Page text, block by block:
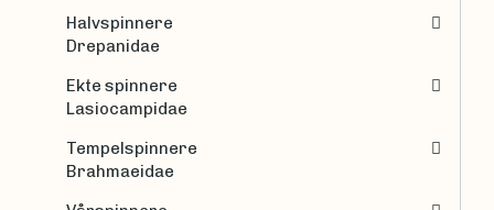
Halvspinnere
Drepanidae
Ekte spinnere
Lasiocampidae
Tempelspinnere
Brahmaeidae